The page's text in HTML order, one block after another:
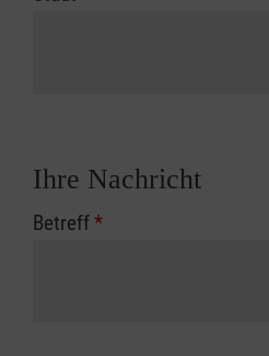
Ihre Nachricht
Betreff*